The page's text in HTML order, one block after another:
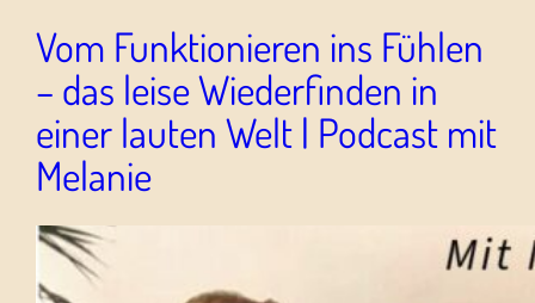
Vom Funktionieren ins Fühlen
– das leise Wiederfinden in
einer lauten Welt | Podcast mit
Melanie